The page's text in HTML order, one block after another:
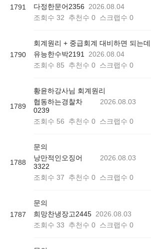
1791
다정한문어2356
2026.08.04
조회수 32 추천수 0 스크랩수 0
1790
회계원리 + 중급회계 대비하면 되는데
유능한수박2191
2026.08.04
조회수 85 추천수 0 스크랩수 0
1789
황윤하강사님 회계원리
협동하는경찰차
0239
2026.08.03
조회수 56 추천수 0 스크랩수 0
1788
문의
낭만적인오징어
3322
2026.08.03
조회수 37 추천수 0 스크랩수 0
1787
문의
희망찬냉장고2445 2026.08.03
조회수 33 추천수 0 스크랩수 0